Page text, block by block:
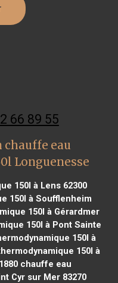
66 89 55
eau
Longuenesse
150l à Lens 62300
150l à Soufflenheim
150l à Gérardmer
150l à Pont Sainte
150l à
150l à
chauffe eau
Cyr sur Mer 83270